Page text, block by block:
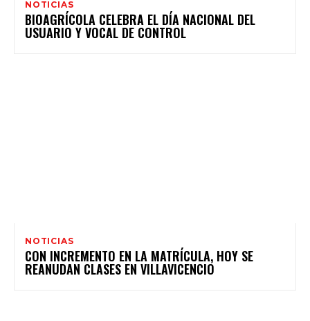
NOTICIAS
BIOAGRÍCOLA CELEBRA EL DÍA NACIONAL DEL
USUARIO Y VOCAL DE CONTROL
NOTICIAS
CON INCREMENTO EN LA MATRÍCULA, HOY SE
REANUDAN CLASES EN VILLAVICENCIO